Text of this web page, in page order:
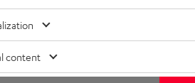
content